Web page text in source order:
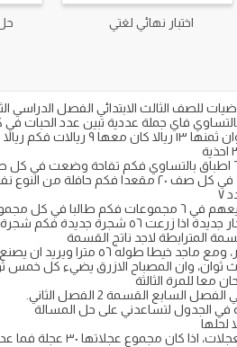
اختبار نهائي لغتي
لتوفير ٢٠٠ مقعدا ؟
٧
المترابطة لاجد ناتج القسمة
وان المصباح الازرق يضيء كل خمس
معا للمرة الثالثة
القسمة 2 الفصل الثاني.
في الجدول لتساعدني على حل المسالة
لحلها